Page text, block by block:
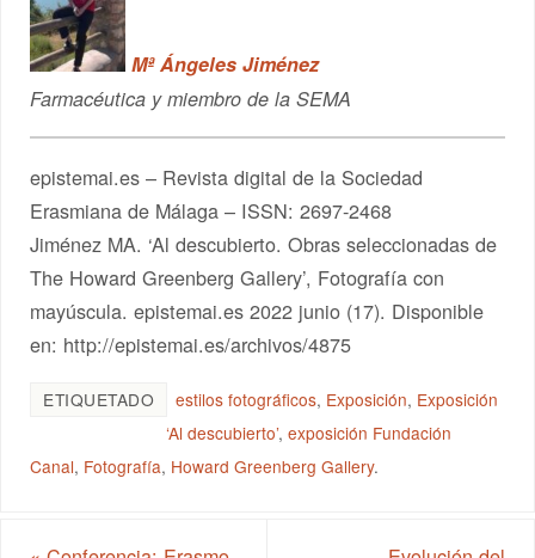
Mª Ángeles Jiménez
Farmacéutica y miembro de la SEMA
epistemai.es – Revista digital de la Sociedad
Erasmiana de Málaga – ISSN: 2697-2468
Jiménez MA. ‘Al descubierto. Obras seleccionadas de
The Howard Greenberg Gallery’, Fotografía con
mayúscula. epistemai.es 2022 junio (17). Disponible
en: http://epistemai.es/archivos/4875
ETIQUETADO estilos fotográficos, Exposición, Exposición
‘Al descubierto’,exposición Fundación
Canal, Fotografía, Howard Greenberg Gallery.